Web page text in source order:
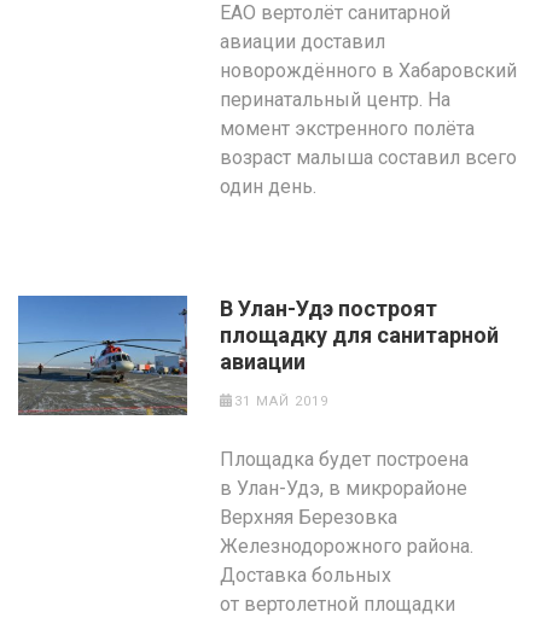
ЕАО вертолёт санитарной
авиации доставил
новорождённого в Хабаровский
перинатальный центр. На
момент экстренного полёта
возраст малыша составил всего
один день.
В Улан-Удэ построят
площадку для санитарной
авиации
31 МАЙ 2019
Площадка будет построена
в Улан-Удэ, в микрорайоне
Верхняя Березовка
Железнодорожного района.
Доставка больных
от вертолетной площадки